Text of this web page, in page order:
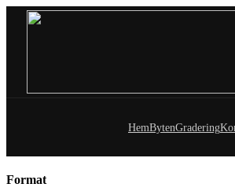
HemBytenGradering
Format